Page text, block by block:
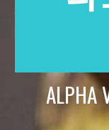
ALPHA